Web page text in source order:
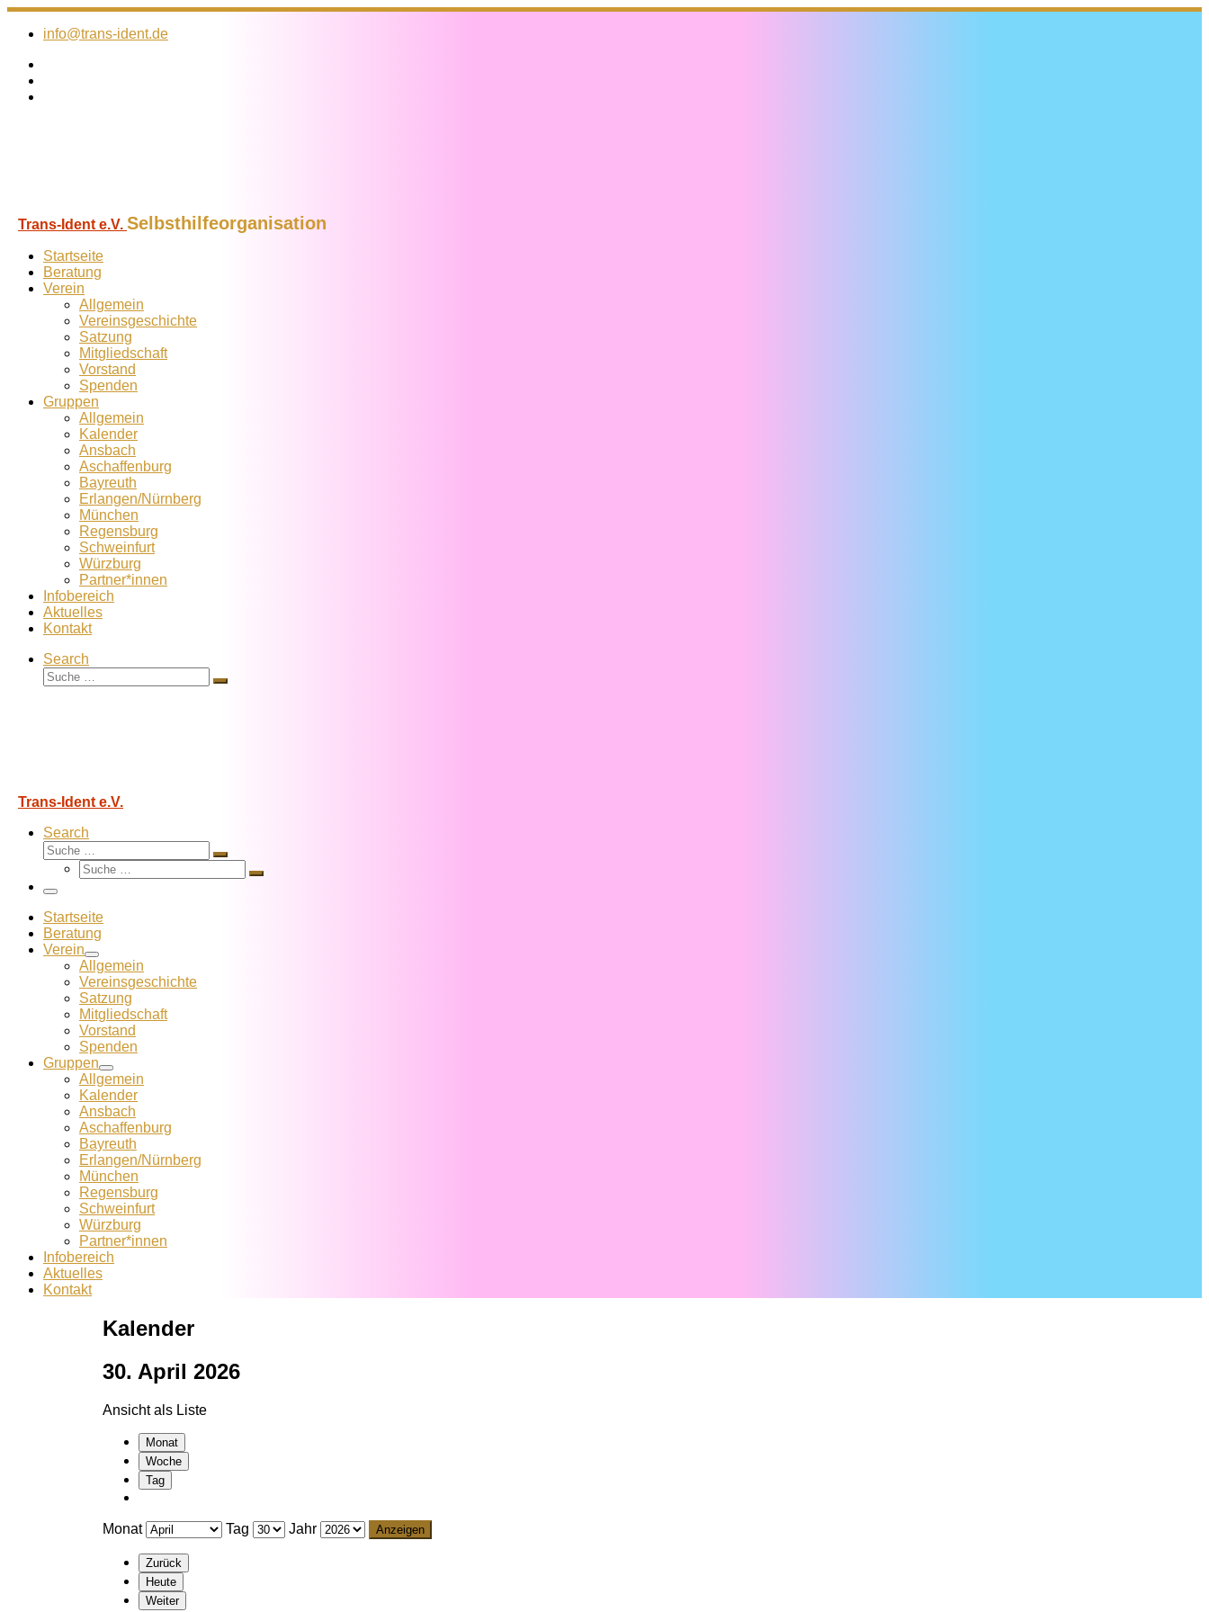
Zum
Inhalt
info@trans-ident.de
Trans-Ident e.V. Selbsthilfeorganisation
Startseite
Beratung
Verein
Allgemein
Vereins­geschichte
Satzung
Mitglied­schaft
Vorstand
Spenden
Gruppen
Allgemein
Kalender
Ansbach
Aschaffenburg
Bayreuth
Erlangen/Nürnberg
München
Regensburg
Schweinfurt
Würzburg
Partner*innen
Infobereich
Aktuelles
Kontakt
Search
Suche
Suche
Trans-Ident e.V.
Search
Suche
Suche
Suche
Suche
Menü
Startseite
Beratung
Verein
Allgemein
Vereins­geschichte
Satzung
Mitglied­schaft
Vorstand
Spenden
Gruppen
Allgemein
Kalender
Ansbach
Aschaffenburg
Bayreuth
Erlangen/Nürnberg
München
Regensburg
Schweinfurt
Würzburg
Partner*innen
Infobereich
Aktuelles
Kontakt
Kalender
30. April 2026
Ansicht als Liste
Monat
Woche
Tag
Monat Tag Jahr
Zurück
Heute
Weiter